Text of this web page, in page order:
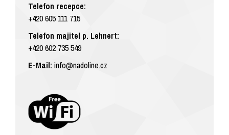
Telefon recepce:
+420 605 111 715
Telefon majitel p. Lehnert:
+420 602 735 549
E-Mail: info@nadoline.cz